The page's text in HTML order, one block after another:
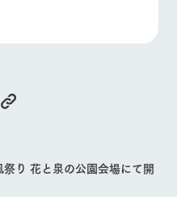
祭り 花と泉の公園会場にて開